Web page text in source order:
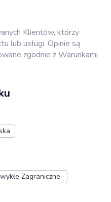
Klientów, którzy
lub usługi. Opinie są
zgodnie zWarunkami
Zagraniczne